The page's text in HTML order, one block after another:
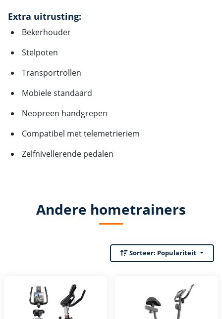
Extra uitrusting:
Bekerhouder
Stelpoten
Transportrollen
Mobiele standaard
Neopreen handgrepen
Compatibel met telemetrieriem
Zelfnivellerende pedalen
Andere hometrainers
Sorteer: Populariteit